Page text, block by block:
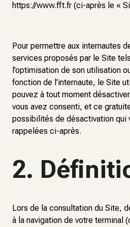
https://www.fft.fr (ci-après le «
Pour permettre aux internautes
services proposés par le Site
l’optimisation de son utilisation
fonction de l’internaute, le Site
pouvez à tout moment
vous avez consenti, et ce
possibilités de désactivation qui
rappelées ci-après.
2.
Lors de la consultation du Site,
à la navigation de votre terminal